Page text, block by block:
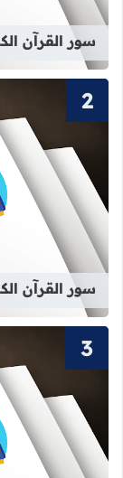
سور القرآن
سور القرآن